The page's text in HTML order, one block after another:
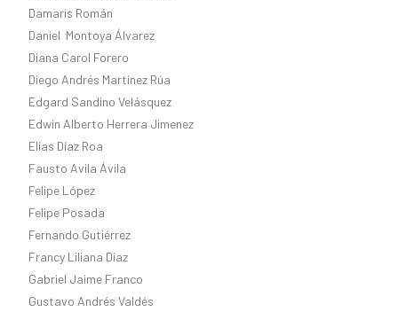
Damaris Román
Daniel Montoya Álvarez
Diana Carol Forero
Diego Andrés Martínez Rúa
Edgard Sandino Velásquez
Edwin Alberto Herrera Jimenez
Elías Díaz Roa
Fausto Avila Ávila
Felipe López
Felipe Posada
Fernando Gutiérrez
Francy Liliana Díaz
Gabriel Jaime Franco
Gustavo Andrés Valdés